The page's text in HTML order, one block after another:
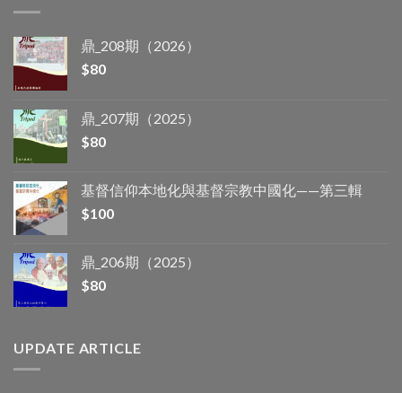
鼎_208期（2026）
$80
鼎_207期（2025）
$80
基督信仰本地化與基督宗教中國化——第三輯
$100
鼎_206期（2025）
$80
UPDATE ARTICLE